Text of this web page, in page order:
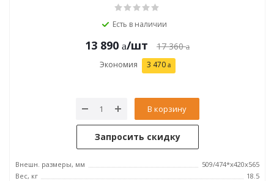
Есть в наличии
13 890 /шт 17 360
Экономия 3 470
В корзину
Запросить скидку
Внешн. размеры, мм
509/474*x420x565
Вес, кг
18.5